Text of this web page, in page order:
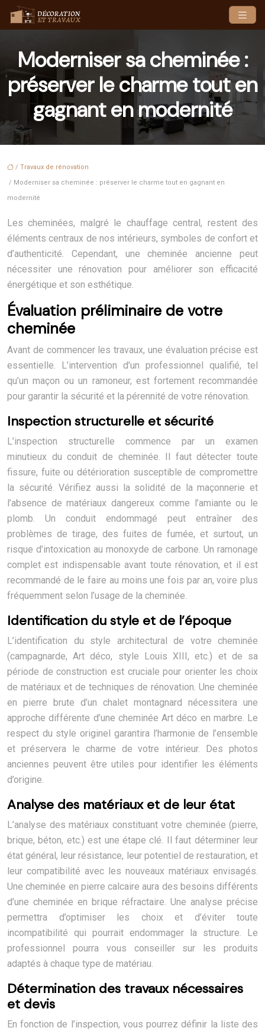
Moderniser sa cheminée :
préserver le charme tout en
gagnant en modernité
/ Travaux de rénovation
/ Moderniser sa cheminée : préserver le charme tout en gagnant en
modernité
Les cheminées, malgré le chauffage central, restent des
éléments centraux de nos intérieurs, symboles de confort et
d’authenticité. Cependant, une cheminée ancienne peut
nécessiter une rénovation pour améliorer son efficacité
énergétique et son esthétique.
Évaluation préliminaire de votre
cheminée
Avant de commencer les travaux, une évaluation précise est
essentielle. L’intervention d’un professionnel qualifié, tel
qu’un maçon ou un ramoneur, est fortement recommandée
pour garantir la sécurité et la pérennité de votre rénovation.
Inspection structurelle et sécurité
L’inspection structurelle commence par un examen
minutieux du conduit de cheminée. Il faut détecter toute
fissure, fuite ou détérioration susceptible de compromettre
la sécurité. Vérifiez aussi la solidité de la maçonnerie et
l’absence de matériaux dangereux comme l’amiante ou le
plomb. Un conduit endommagé peut entraîner des
problèmes de tirage, des fuites de fumée, et surtout, un
risque d’intoxication au monoxyde de carbone. Un ramonage
complet est indispensable avant toute rénovation, et il est
recommandé de le faire au moins une fois par an, voire plus
fréquemment selon l’usage de la cheminée.
Identification du style et de l’époque
L’identification du style architectural de votre cheminée
(campagnarde, Art déco, style Louis XIII, etc.) et de sa
période de construction est cruciale pour orienter les choix
de matériaux et de techniques de rénovation. Une cheminée
en pierre brute d’un chalet montagnard nécessitera une
approche différente d’une cheminée Art déco en marbre. Le
respect du style originel garantira l’harmonie de l’ensemble
et préservera le charme de votre intérieur. Des photos
anciennes peuvent être utiles pour identifier les éléments
d’origine.
Analyse des matériaux et de leur état
L’analyse des matériaux constituant votre cheminée (pierre,
brique, béton, etc.) est une étape clé. Il faut déterminer leur
état général, leur résistance, leur potentiel de restauration, et
leur compatibilité avec les nouveaux matériaux envisagés.
Une cheminée en pierre calcaire aura des besoins différents
d’une cheminée en brique réfractaire. Une analyse précise
permettra d’optimiser les choix et d’éviter toute
incompatibilité qui pourrait endommager la structure. Le
professionnel pourra vous conseiller sur les produits
adaptés à chaque type de matériau.
Détermination des travaux nécessaires
et devis
En fonction de l’inspection, vous pourrez définir la liste des